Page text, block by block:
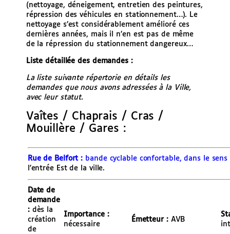
(nettoyage, déneigement, entretien des peintures,
répression des véhicules en stationnement…). Le
nettoyage s’est considérablement amélioré ces
dernières années, mais il n’en est pas de même
de la répression du stationnement dangereux…
Liste détaillée des demandes :
La liste suivante répertorie en détails les
demandes que nous avons adressées à la Ville,
avec leur statut.
Vaîtes / Chaprais / Cras /
Mouillère / Gares :
Rue de Belfort : bande cyclable confortable, dans le
l’entrée Est de la ville.
Date de
demande
:dès la
création
de
Importance :
nécessaire
Émetteur :AVB